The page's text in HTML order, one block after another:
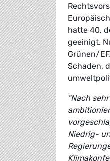
hatte 40,
geeinigt.
Grünen/
Schaden,
"Nach
Niedrig-